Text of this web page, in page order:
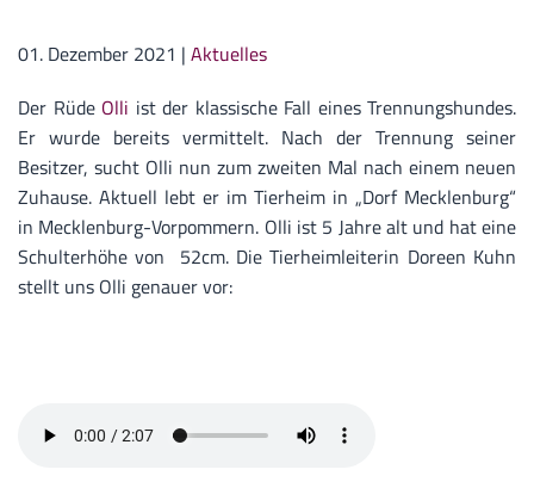
01. Dezember 2021 | Aktuelles
Der Rüde Olli ist der klassische Fall eines Trennungshundes.
Er wurde bereits vermittelt. Nach der Trennung seiner
Besitzer, sucht Olli nun zum zweiten Mal nach einem neuen
Zuhause. Aktuell lebt er im Tierheim in „Dorf Mecklenburg“
in Mecklenburg-Vorpommern. Olli ist 5 Jahre alt und hat eine
Schulterhöhe von
52cm. Die Tierheimleiterin Doreen Kuhn
stellt uns Olli genauer vor: